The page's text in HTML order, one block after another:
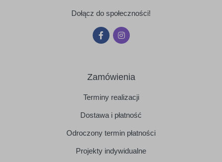
Dołącz do społeczności!
Zamówienia
Terminy realizacji
Dostawa i płatność
Odroczony termin płatności
Projekty indywidualne